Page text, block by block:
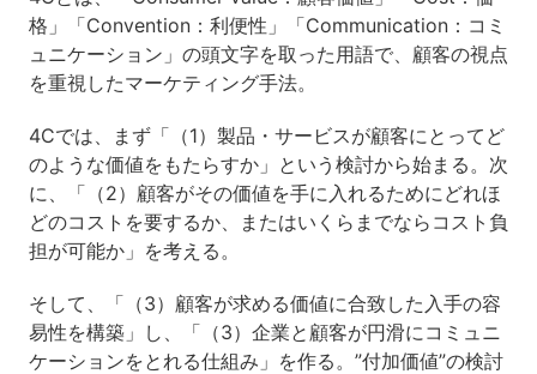
格」「Convention：利便性」「Communication：コミ
ュニケーション」の頭文字を取った用語で、顧客の視点
を重視したマーケティング手法。
4Cでは、まず「（1）製品・サービスが顧客にとってど
のような価値をもたらすか」という検討から始まる。次
に、「（2）顧客がその価値を手に入れるためにどれほ
どのコストを要するか、またはいくらまでならコスト負
担が可能か」を考える。
そして、「（3）顧客が求める価値に合致した入手の容
易性を構築」し、「（3）企業と顧客が円滑にコミュニ
ケーションをとれる仕組み」を作る。”付加価値”の検討